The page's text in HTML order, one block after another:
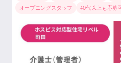
オープニングスタッフ
40代以上も応募